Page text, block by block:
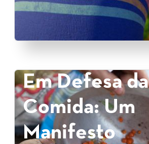
Em Defesa da
Comida: Um
Manifesto